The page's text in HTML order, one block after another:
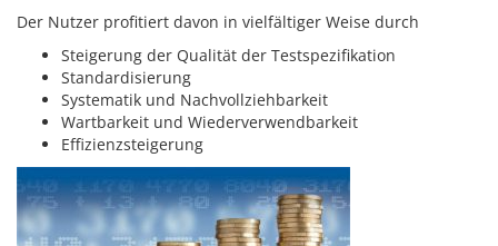
Der Nutzer profitiert davon in vielfältiger Weise durch
Steigerung der Qualität der Testspezifikation
Standardisierung
Systematik und Nachvollziehbarkeit
Wartbarkeit und Wiederverwendbarkeit
Effizienzsteigerung